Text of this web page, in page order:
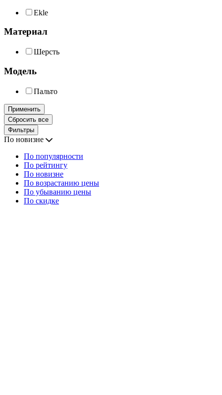
Ekle
Материал
Шерсть
Модель
Пальто
Применить
Сбросить все
Фильтры
По новизне
По популярности
По рейтингу
По новизне
По возрастанию цены
По убыванию цены
По скидке